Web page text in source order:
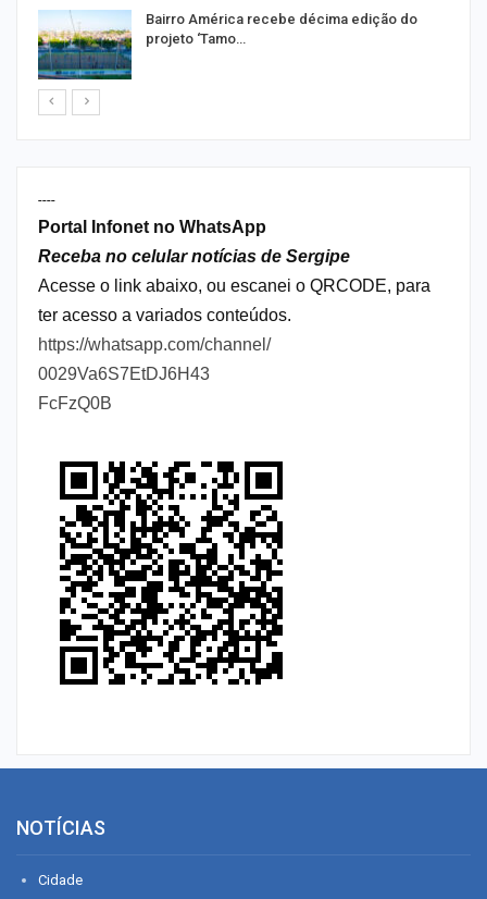
Bairro América recebe décima edição do
projeto ‘Tamo…
----
Portal Infonet no WhatsApp
Receba no celular notícias de Sergipe
Acesse o link abaixo, ou escanei o QRCODE, para
ter acesso a variados conteúdos.
https://whatsapp.com/channel/
0029Va6S7EtDJ6H43
FcFzQ0B
NOTÍCIAS
Cidade